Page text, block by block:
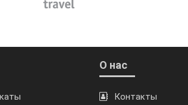
О нас
Контакты